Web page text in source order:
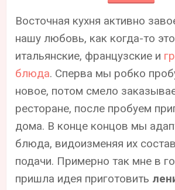
Восточная кухня активно
нашу любовь, как когда-то
итальянские, французские и
блюда. Сперва мы робко
новое, потом смело
ресторане, после пробуем
дома. В конце концов мы
блюда, видоизменяя их
подачи. Примерно так мне в
пришла идея приготовить